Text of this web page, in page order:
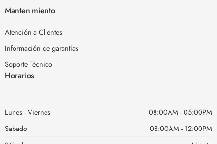
Mantenimiento
Atención a Clientes
Información de garantías
Soporte Técnico
Horarios
Lunes - Viernes
08:00AM - 05:00PM
Sabado
08:00AM - 12:00PM